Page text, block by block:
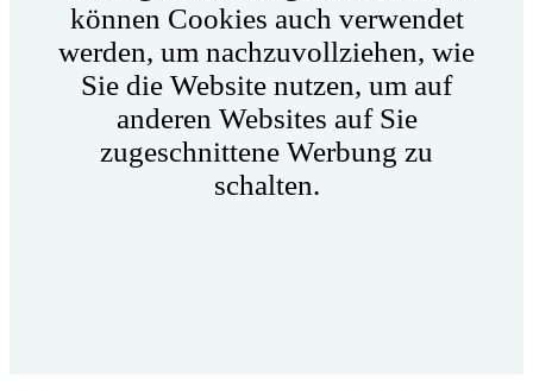
können Cookies auch verwendet
werden, um nachzuvollziehen, wie
Sie die Website nutzen, um auf
anderen Websites auf Sie
zugeschnittene Werbung zu
schalten.